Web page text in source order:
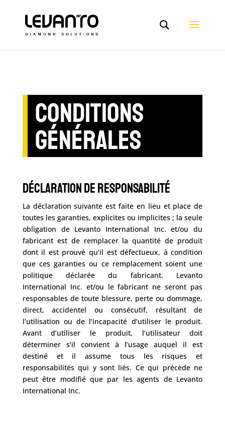
CONDITIONS
GÉNÉRALES
Déclaration de Responsabilité
La déclaration suivante est faite en lieu et place de
toutes les garanties, explicites ou implicites ; la seule
obligation de Levanto International Inc. et/ou du
fabricant est de remplacer la quantité de produit
dont il est prouvé qu’il est défectueux, à condition
que ces garanties ou ce remplacement soient une
politique déclarée du fabricant. Levanto
International Inc. et/ou le fabricant ne seront pas
responsables de toute blessure, perte ou dommage,
direct, accidentel ou consécutif, résultant de
l’utilisation ou de l’incapacité d’utiliser le produit.
Avant d’utiliser le produit, l’utilisateur doit
déterminer s’il convient à l’usage auquel il est
destiné et il assume tous les risques et
responsabilités qui y sont liés. Ce qui précède ne
peut être modifié que par les agents de Levanto
International Inc.